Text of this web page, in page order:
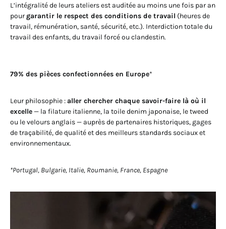
L’intégralité de leurs ateliers est auditée au moins une fois par an
pourgarantir le respect des conditions de travail (heures de
travail, rémunération, santé, sécurité, etc.). Interdiction totale du
travail des enfants, du travail forcé ou clandestin.
79% des pièces confectionnées en Europe*
Leur philosophie :aller chercher chaque savoir-faire là où il
excelle— la filature italienne, la toile denim japonaise, le tweed
ou le velours anglais — auprès de partenaires historiques, gages
de traçabilité, de qualité et des meilleurs standards sociaux et
environnementaux.
*Portugal, Bulgarie, Italie, Roumanie, France, Espagne